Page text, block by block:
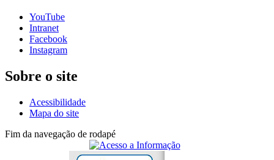
YouTube
Intranet
Facebook
Instagram
Sobre o site
Acessibilidade
Mapa do site
Fim da navegação de rodapé